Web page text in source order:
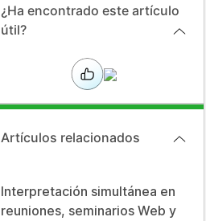
¿Ha encontrado este artículo
útil?
Artículos relacionados
Interpretación simultánea en
reuniones, seminarios Web y